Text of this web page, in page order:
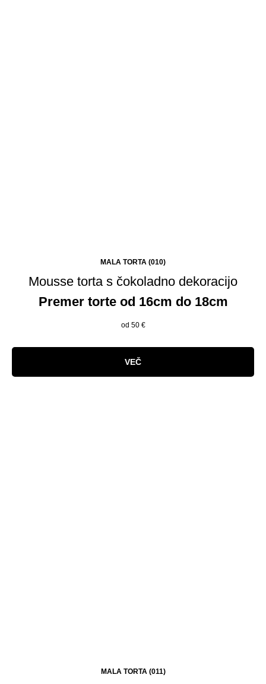
MALA TORTA (010)
Mousse torta s čokoladno dekoracijo
Premer torte od 16cm do 18cm
od 50 €
VEČ
MALA TORTA (011)